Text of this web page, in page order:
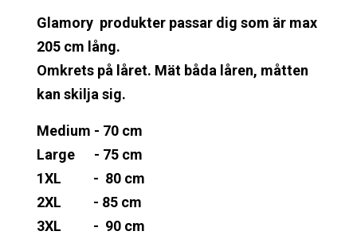
Glamory produkter passar dig som är max
205 cm lång.
Omkrets på låret. Mät båda låren, måtten
kan skilja sig.
Medium - 70 cm
Large - 75 cm
1XL - 80 cm
2XL - 85 cm
3XL - 90 cm